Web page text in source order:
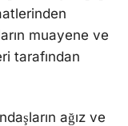
muayene ve
tarafından
ağız ve